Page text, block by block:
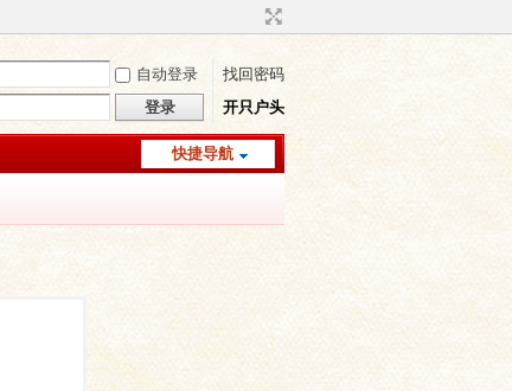
自动登录
找回密码
登录 开只户头
快捷导航